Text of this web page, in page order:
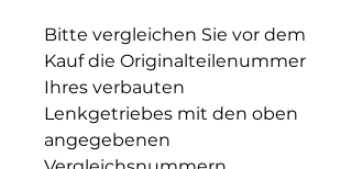
Bitte vergleichen Sie vor dem
Kauf die Originalteilenummer
Ihres verbauten
Lenkgetriebes mit den oben
angegebenen